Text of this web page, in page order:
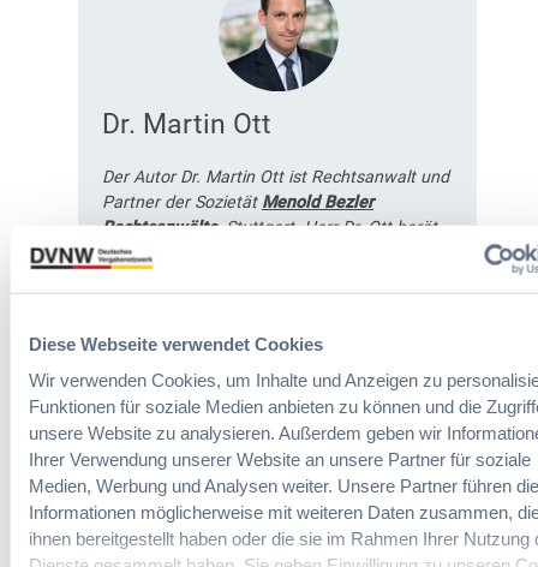
Diese Webseite verwendet Cookies
Wir verwenden Cookies, um Inhalte und Anzeigen zu
Funktionen für soziale Medien anbieten zu können und die
unsere Website zu analysieren. Außerdem geben wir
Ihrer Verwendung unserer Website an unsere Partner für soziale
Medien, Werbung und Analysen weiter. Unsere Partner führen
Informationen möglicherweise mit weiteren Daten zusammen,
ihnen bereitgestellt haben oder die sie im Rahmen Ihrer Nutzung
Dr. Martin Ott
Der Autor Dr. Martin Ott ist Rechtsanwalt und
Partner der Sozietät Menold Bezler
Rechtsanwälte, Stuttgart. Herr Dr. Ott berät
und vertritt bundesweit in erster Linie
gefächerter Branchenkenntnis liegt ein
zentraler Schwerpunkt in der Gestaltung
effizienter und flexibler Vergabeverfahren.
Daneben vertritt Herr Dr. Ott die Interessen
der öffentlichen Hand in
Nachprüfungsverfahren. Er unterrichtet das
Vergaberecht an der DHBW und der VWA in
Stuttgart, tritt als Referent in Seminaren auf
und ist Autor zahlreicher Fachveröffentlichen.